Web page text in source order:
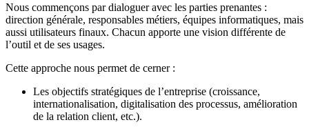
Nous commençons par dialoguer avec les parties prenantes :
direction générale, responsables métiers, équipes informatiques, mais
aussi utilisateurs finaux. Chacun apporte une vision différente de
l’outil et de ses usages.
Cette approche nous permet de cerner :
Les objectifs stratégiques de l’entreprise (croissance,
internationalisation, digitalisation des processus, amélioration
de la relation client, etc.).